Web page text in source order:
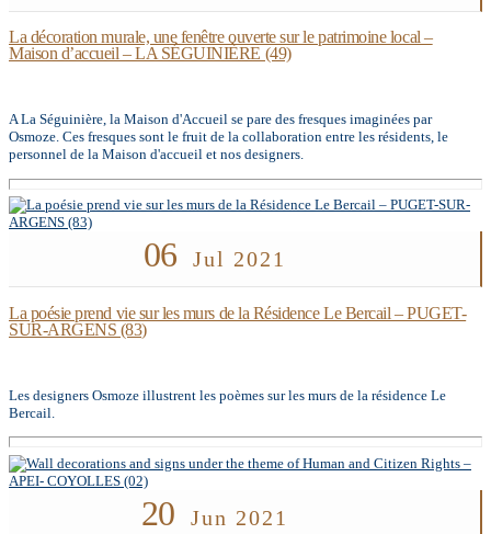
La décoration murale, une fenêtre ouverte sur le patrimoine local –
Maison d’accueil – LA SÉGUINIÈRE (49)
A La Séguinière, la Maison d'Accueil se pare des fresques imaginées par
Osmoze. Ces fresques sont le fruit de la collaboration entre les résidents, le
personnel de la Maison d'accueil et nos designers.
06 Jul 2021
La poésie prend vie sur les murs de la Résidence Le Bercail – PUGET-
SUR-ARGENS (83)
Les designers Osmoze illustrent les poèmes sur les murs de la résidence Le
Bercail.
20 Jun 2021